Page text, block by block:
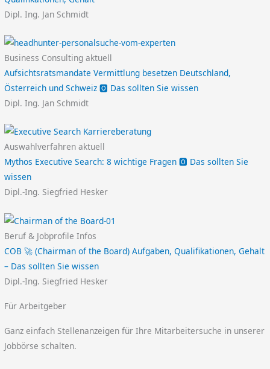
Dipl. Ing. Jan Schmidt
Business Consulting aktuell
Aufsichtsratsmandate Vermittlung besetzen Deutschland,
Österreich und Schweiz 🅾️ Das sollten Sie wissen
Dipl. Ing. Jan Schmidt
Auswahlverfahren aktuell
Mythos Executive Search: 8 wichtige Fragen 🅾️ Das sollten Sie
wissen
Dipl.-Ing. Siegfried Hesker
Beruf & Jobprofile Infos
COB 🚀 (Chairman of the Board) Aufgaben, Qualifikationen, Gehalt
– Das sollten Sie wissen
Dipl.-Ing. Siegfried Hesker
Für Arbeitgeber
Ganz einfach Stellenanzeigen für Ihre Mitarbeitersuche in unserer
Jobbörse schalten.